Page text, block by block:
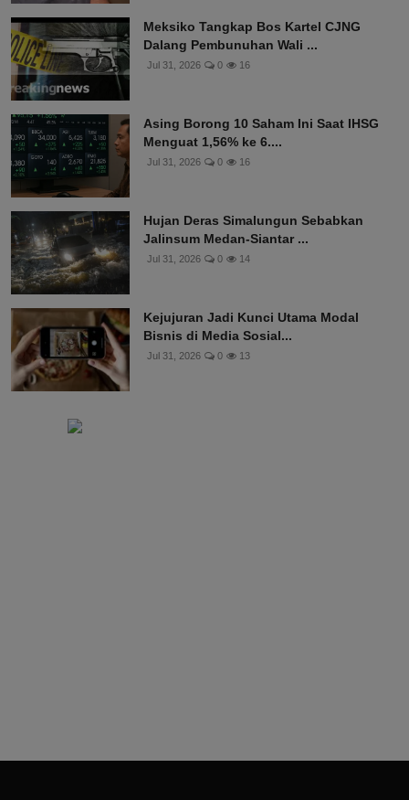
Meksiko Tangkap Bos Kartel CJNG
Dalang Pembunuhan Wali ...
Jul 31, 2026 0 16
Asing Borong 10 Saham Ini Saat IHSG
Menguat 1,56% ke 6....
Jul 31, 2026 0 16
Hujan Deras Simalungun Sebabkan
Jalinsum Medan-Siantar ...
Jul 31, 2026 0 14
Kejujuran Jadi Kunci Utama Modal
Bisnis di Media Sosial...
Jul 31, 2026 0 13